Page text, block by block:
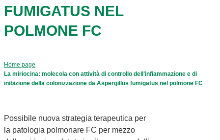
FUMIGATUS NEL
POLMONE FC
Home page
La miriocina: molecola con attività di controllo dell’infiammazione e di
inibizione della colonizzazione da Aspergillus fumigatus nel polmone FC
Possibile nuova strategia terapeutica per
la patologia polmonare FC per mezzo